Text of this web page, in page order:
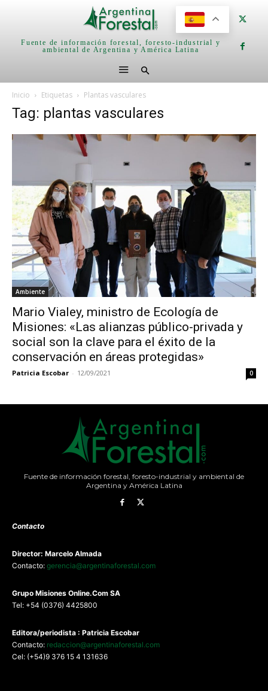
Fuente de información forestal, foresto-industrial y
ambiental de Argentina y América Latina
Inicio Etiquetas Plantas vasculares
Tag: plantas vasculares
Ambiente
Mario Vialey, ministro de Ecología de
Misiones: «Las alianzas público-privada y
social son la clave para el éxito de la
conservación en áreas protegidas»
Patricia Escobar - 12/09/2021 0
Fuente de información forestal, foresto-industrial y ambiental de
Argentina y América Latina
Contacto
Director: Marcelo Almada
Contacto: gerencia@argentinaforestal.com
Grupo Misiones Online.Com SA
Tel: +54 (0376) 4425800
Editora/periodista : Patricia Escobar
Contacto: redaccion@argentinaforestal.com
Cel: (+54)9 376 15 4 131636